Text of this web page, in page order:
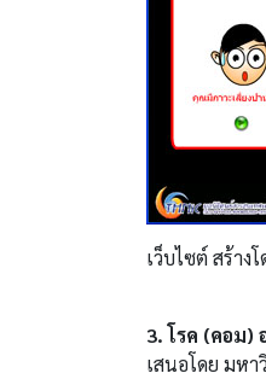
เว็บไซต์ สร้า
3. โรค (คอม)
เสนอโดย มห